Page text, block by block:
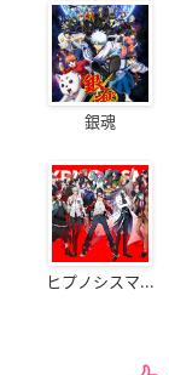
銀魂
ヒプノシスマ...